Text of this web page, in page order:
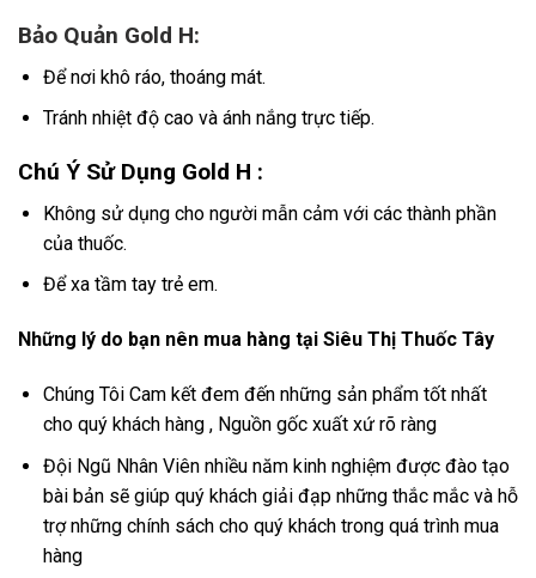
Bảo Quản Gold H:
Để nơi khô ráo, thoáng mát.
Tránh nhiệt độ cao và ánh nắng trực tiếp.
Chú Ý Sử Dụng Gold H :
Không sử dụng cho người mẫn cảm với các thành phần
của thuốc.
Để xa tầm tay trẻ em.
Những lý do bạn nên mua hàng tại Siêu Thị Thuốc Tây
Chúng Tôi Cam kết đem đến những sản phẩm tốt nhất
cho quý khách hàng , Nguồn gốc xuất xứ rõ ràng
Đội Ngũ Nhân Viên nhiều năm kinh nghiệm được đào tạo
bài bản sẽ giúp quý khách giải đạp những thắc mắc và hỗ
trợ những chính sách cho quý khách trong quá trình mua
hàng